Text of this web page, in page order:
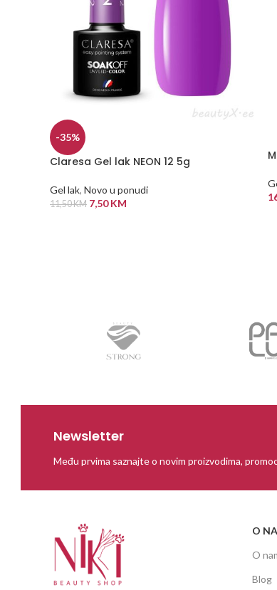
-35%
Claresa Gel lak NEON 12 5g
Gel lak, Novo u ponudi
11,50KM 7,50KM
Newsletter
Među prvima saznajte o novim proizvodima,
O
O
Blog